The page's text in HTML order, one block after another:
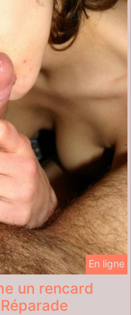
En ligne
un rencard